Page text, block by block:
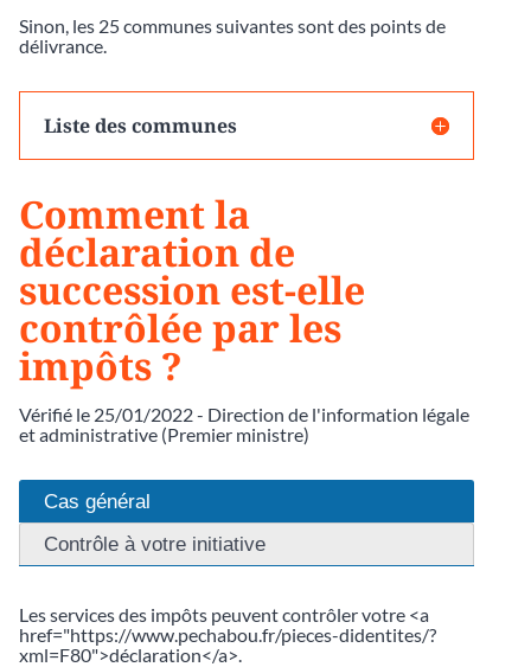
Sinon, les 25 communes suivantes sont des points de
délivrance.
Liste des communes
Comment la
déclaration de
succession est-elle
contrôlée par les
impôts ?
Vérifié le 25/01/2022 - Direction de l'information légale
et administrative (Premier ministre)
Cas général
Contrôle à votre initiative
Les services des impôts peuvent contrôler votre <a
href="https://www.pechabou.fr/pieces-didentites/?
xml=F80">déclaration</a>.